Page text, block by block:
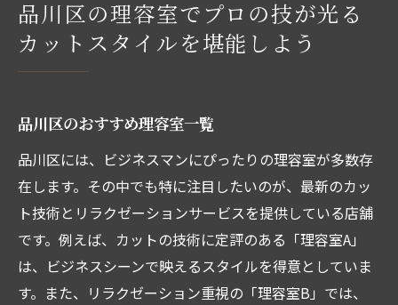
予約前に知っておきたい理容室の特徴
ビジネスシーンにぴったりのカットデザイ
ビジネスマン必見の品川区理容室最新スタイル
最新のトレンドヘアスタイル特集
品川区理容室の人気カットランキング
季節ごとのおすすめヘアスタイル
ビジネスシーンを意識したカット提案
理容室でできるスタイリングアドバイス
品川区の理容室でプロの技が光る
カットスタイルを堪能しよう
品川区のおすすめ理容室一覧
品川区には、ビジネスマンにぴったりの理容室が多数存
在します。その中でも特に注目したいのが、最新のカッ
ト技術とリラクゼーションサービスを提供している店舗
です。例えば、カットの技術に定評のある「理容室A」
は、ビジネスシーンで映えるスタイルを得意としていま
す。また、リラクゼーション重視の「理容室B」では、